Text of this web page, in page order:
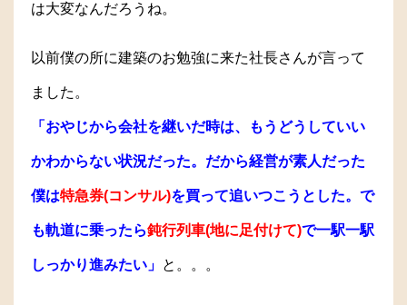
は大変なんだろうね。
以前僕の所に建築のお勉強に来た社長さんが言って
ました。
「おやじから会社を継いだ時は、もうどうしていい
かわからない状況だった。だから経営が素人だった
僕は特急券(コンサル)を買って追いつこうとした。で
も軌道に乗ったら鈍行列車(地に足付けて)で一駅一駅
しっかり進みたい」 と。。。